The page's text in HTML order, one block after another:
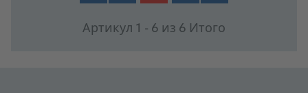
Артикул 1 - 6 из 6 Итого